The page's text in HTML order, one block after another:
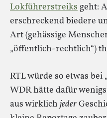
Lokführerstreiksgeht:
erschreckend biedere
Art (gehässige
„öffentlich-rechtlich“)
RTL würde so etwas bei
WDR hätte dafür
aus wirklichjeder